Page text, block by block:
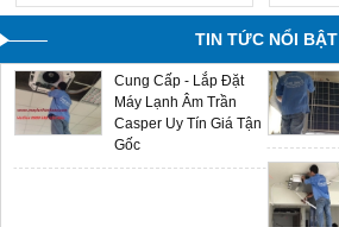
TIN TỨC NỔI BẬT
Phối Chính Hãng Giá
Cung Cấp - Lắp Đặt
Máy Lạnh Âm Trần
Casper Uy Tín Giá Tận
Gốc